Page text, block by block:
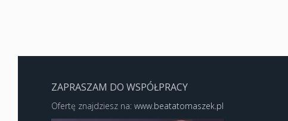
ZAPRASZAM DO WSPÓŁPRACY
Ofertę znajdziesz na: www.beatatomaszek.pl